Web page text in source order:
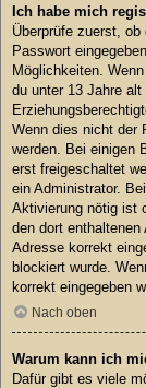
Ich habe mich
Überprüfe zuerst,
Passwort
Möglichkeiten. Wenn
du unter 13 Jahre
Wenn dies nicht der
werden. Bei einigen
erst freigeschaltet
ein Administrator.
Aktivierung nötig ist
den dort
Adresse korrekt
blockiert wurde.
korrekt eingegeben
Nach oben
Warum kann ich
Dafür gibt es viele